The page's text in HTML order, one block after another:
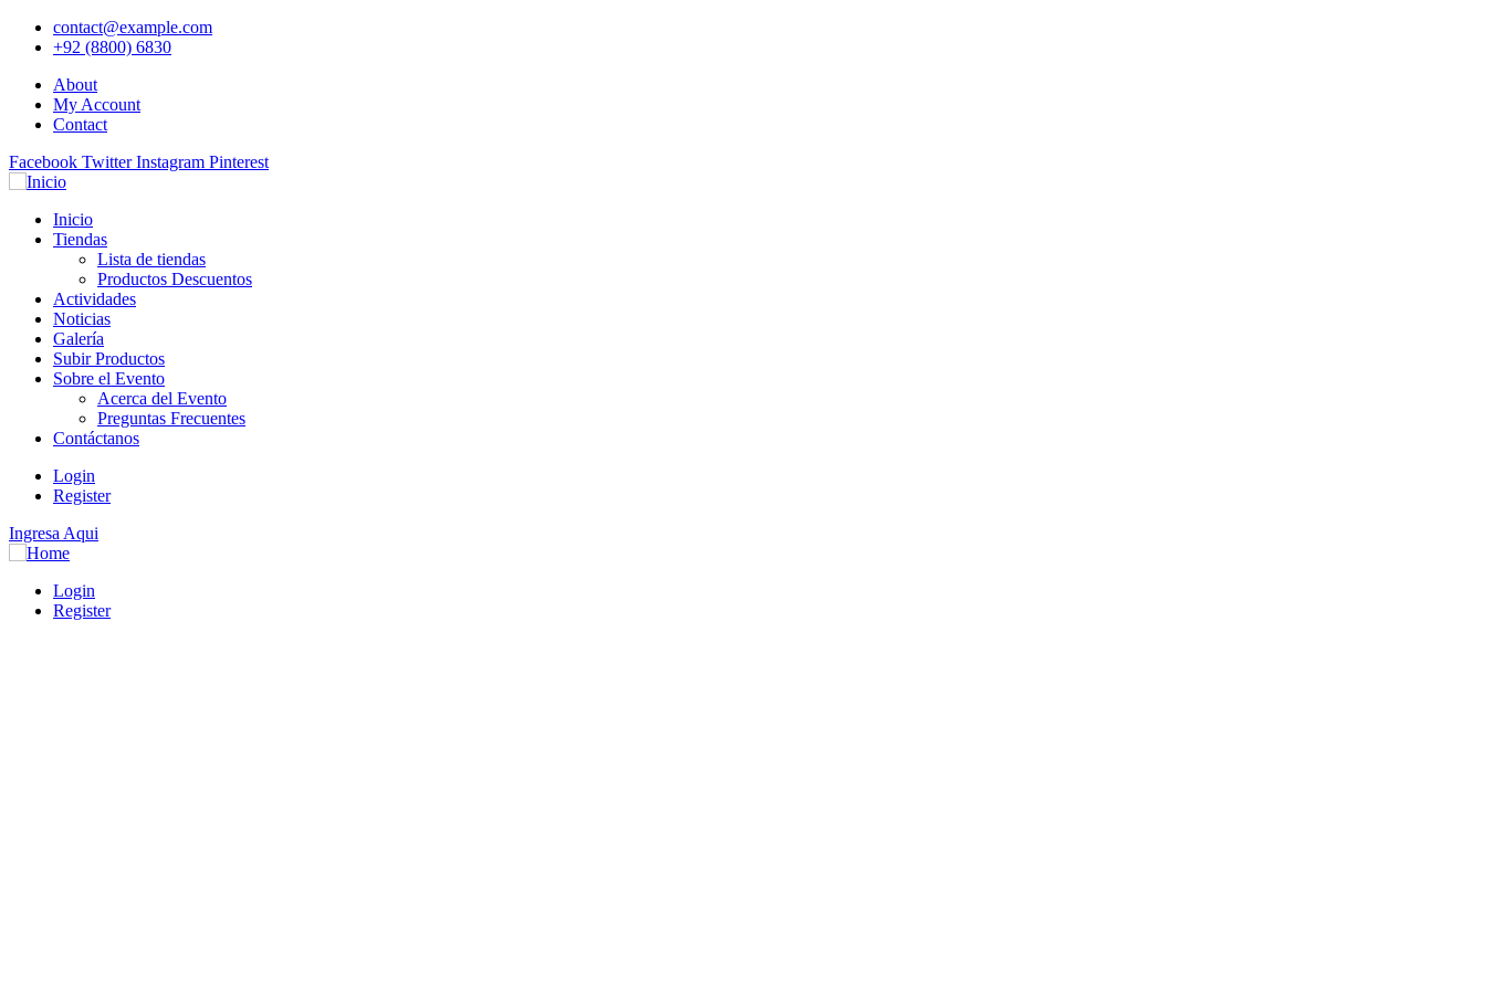
contact@example.com
+92 (8800) 6830
About
My Account
Contact
Facebook Twitter Instagram Pinterest
Inicio
Tiendas
Lista de tiendas
Productos Descuentos
Actividades
Noticias
Galería
Subir Productos
Sobre el Evento
Acerca del Evento
Preguntas Frecuentes
Contáctanos
Login
Register
Ingresa Aqui
Login
Register